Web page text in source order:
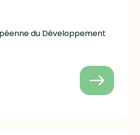
du Développement